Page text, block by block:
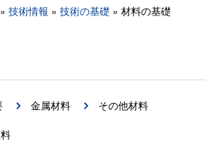
技術情報 技術の基礎 材料の基礎
金属材料 その他材料